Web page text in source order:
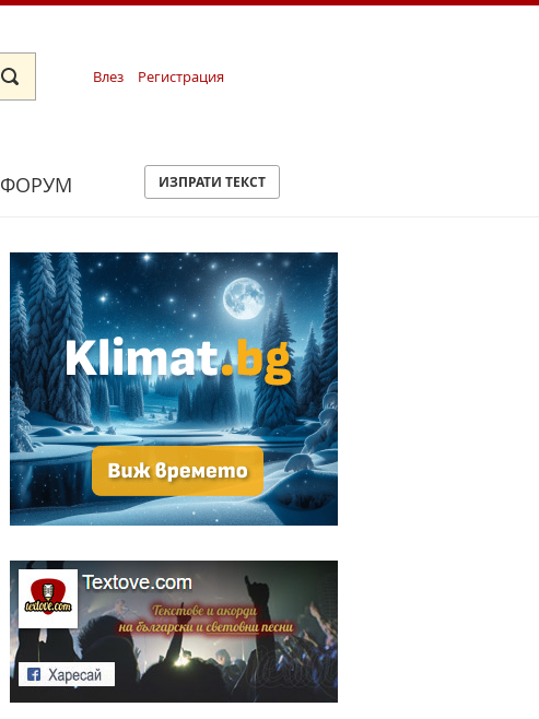
Влез Регистрация
ФОРУМ ИЗПРАТИ ТЕКСТ